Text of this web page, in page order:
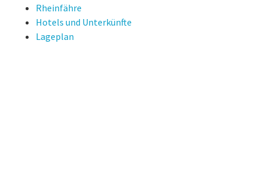
Rheinfähre
Hotels und Unterkünfte
Lageplan